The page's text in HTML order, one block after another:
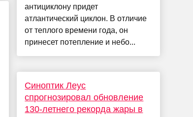
антициклону придет
атлантический циклон. В отличие
от теплого времени года, он
принесет потепление и небо...
Синоптик Леус
спрогнозировал обновление
130-летнего рекорда жары в